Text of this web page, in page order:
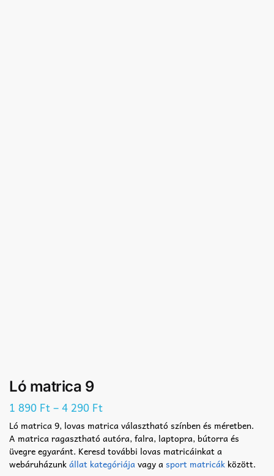
Ló matrica 9
1 890 Ft–4 290 Ft
Ló matrica 9, lovas matrica választható színben és méretben.
A matrica ragasztható autóra, falra, laptopra, bútorra és
üvegre egyaránt. Keresd további lovas matricáinkat a
webáruházunkállat kategóriája vagy a sport matricák között.